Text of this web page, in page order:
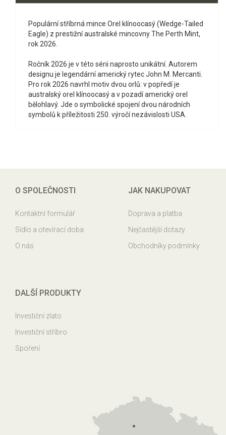
Populární stříbrná mince Orel klínoocasý (Wedge-Tailed
Eagle) z prestižní australské mincovny The Perth Mint,
rok 2026.
Ročník 2026 je v této sérii naprosto unikátní. Autorem
designu je legendární americký rytec John M. Mercanti.
Pro rok 2026 navrhl motiv dvou orlů: v popředí je
australský orel klínoocasý a v pozadí americký orel
bělohlavý. Jde o symbolické spojení dvou národních
symbolů k příležitosti 250. výročí nezávislosti USA.
O SPOLEČNOSTI
Kontaktní formulář
Sídlo a otevírací doba
O nás
JAK NAKUPOVAT
Doprava a platba
Nejčastější dotazy
Obchodníky podmínky
DALŠÍ PRODUKTY
Investiční zlato
Investiční stříbro
Spoření